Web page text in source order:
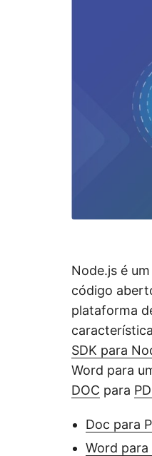
Node.js é
código
plataforma
SDK para
Word para
DOC para
Doc para
Word para